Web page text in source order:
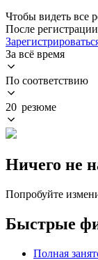
Чтобы видеть все
После
За всё время
По соответствию
20 резюме
Ничего не
Попробуйте
Быстрые
Полная